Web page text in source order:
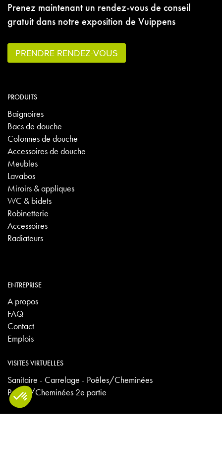
Prenez maintenant un rendez-vous de conseil
gratuit dans notre exposition de Vuippens
PRENDRE RENDEZ-VOUS
PRODUITS
Baignoires
Bacs de douche
Colonnes de douche
Accessoires de douche
Meubles
Lavabos
Miroirs & appliques
WC & bidets
Robinetterie
Accessoires
Radiateurs
ENTREPRISE
A propos
FAQ
Contact
Emplois
VISITES VIRTUELLES
Sanitaire - Carrelage - Poêles/Cheminées
Poêles/Cheminées 2e partie